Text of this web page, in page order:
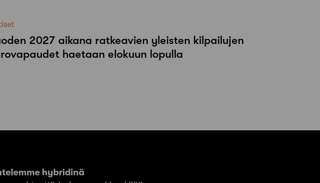
2027 aikana ratkeavien yleisten kilpailujen
haetaan elokuun lopulla
hybridinä